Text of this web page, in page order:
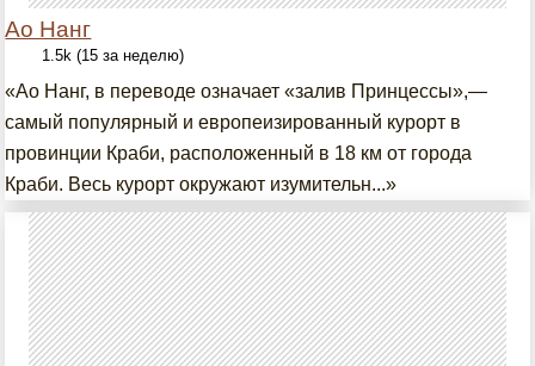
Ао Нанг
1.5k (15 за неделю)
«Ао Нанг, в переводе означает «залив Принцессы»,—
самый популярный и европеизированный курорт в
провинции Краби, расположенный в 18 км от города
Краби. Весь курорт окружают изумительн...»